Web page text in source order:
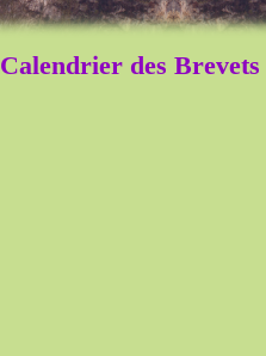
Calendrier des